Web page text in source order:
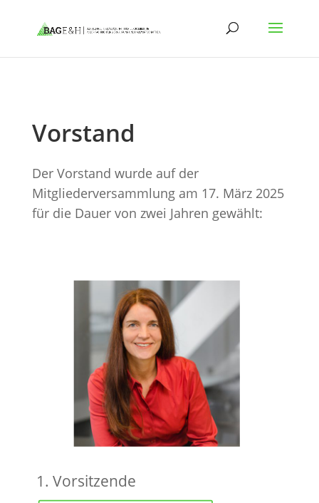
Vorstand
Der Vorstand wurde auf der
Mitgliederversammlung am 17. März 2025
für die Dauer von zwei Jahren gewählt:
1. Vorsitzende